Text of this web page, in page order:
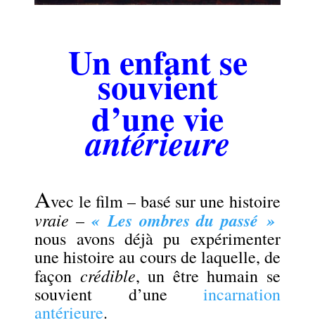
Un enfant se
souvient
d’une vie
antérieure
Avec le film – basé sur une histoire
vraie – « Les ombres du passé »
nous avons déjà pu expérimenter
une histoire au cours de laquelle, de
façon crédible, un être humain se
souvient d’une incarnation
antérieure.